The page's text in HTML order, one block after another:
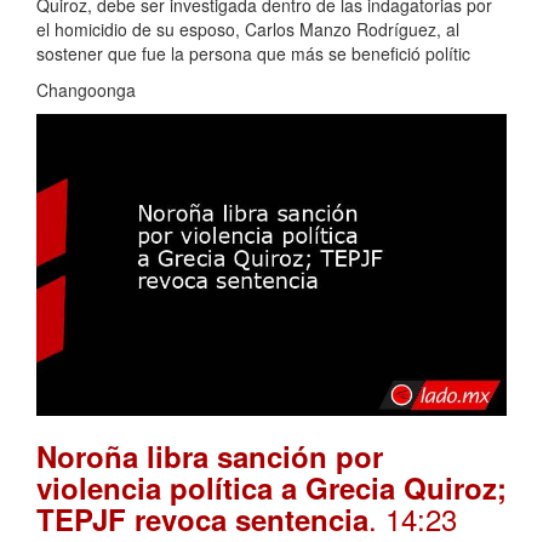
el homicidio de su esposo, Carlos Manzo Rodríguez, al
sostener que fue la persona que más se benefició polític
Changoonga
Noroña libra sanción por
violencia política a Grecia Quiroz;
TEPJF revoca sentencia. 14:23